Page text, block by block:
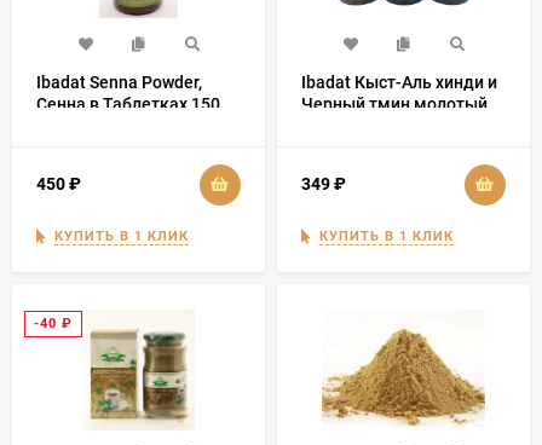
Ibadat Senna Powder,
Сенна в Таблетках 150
450₽
КУПИТЬ В 1 КЛИК
Ibadat Кыст-Аль хинди и
Черный тмин молотый
349₽
КУПИТЬ В 1 КЛИК
-40 ₽